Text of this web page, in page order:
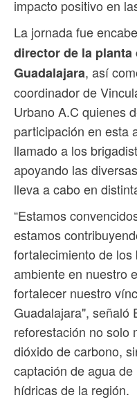
impacto positivo en
La jornada fue
director de la planta
Guadalajara, así
coordinador de
Urbano A.C quienes
participación en esta
llamado a los
apoyando las
lleva a cabo en
“Estamos
estamos
fortalecimiento de
ambiente en nuestro
fortalecer nuestro
Guadalajara", señaló
reforestación no solo
dióxido de carbono,
captación de agua
hídricas de la región.